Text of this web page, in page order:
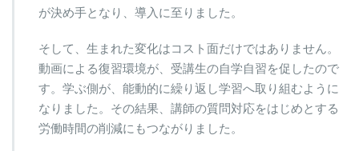
が決め手となり、導入に至りました。
そして、生まれた変化はコスト面だけではありません。
動画による復習環境が、受講生の自学自習を促したので
す。学ぶ側が、能動的に繰り返し学習へ取り組むように
なりました。その結果、講師の質問対応をはじめとする
労働時間の削減にもつながりました。